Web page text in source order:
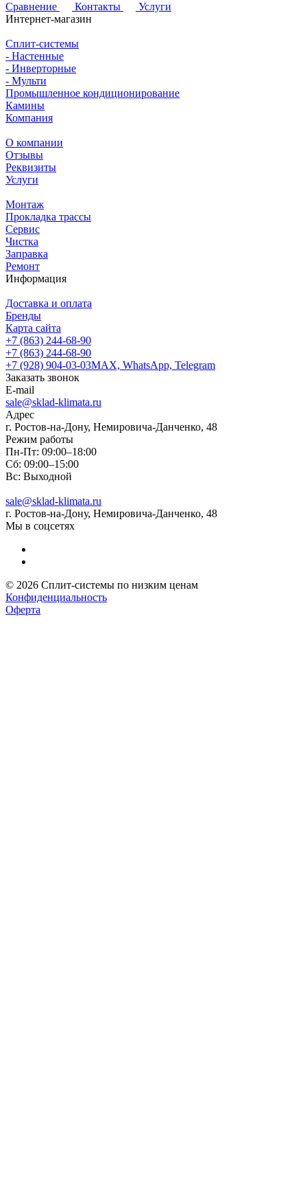
Сравнение
Контакты
Услуги
Интернет-магазин
Сплит-системы
- Настенные
- Инверторные
- Мульти
Промышленное кондиционирование
Камины
Компания
О компании
Отзывы
Реквизиты
Услуги
Монтаж
Прокладка трассы
Сервис
Чистка
Заправка
Ремонт
Информация
Доставка и оплата
Бренды
Карта сайта
+7 (863) 244-68-90
+7 (863) 244-68-90
+7 (928) 904-03-03MAX, WhatsApp, Telegram
Заказать звонок
E-mail
sale@sklad-klimata.ru
Адрес
г. Ростов-на-Дону, Немировича-Данченко, 48
Режим работы
Пн-Пт: 09:00–18:00
Сб: 09:00–15:00
Вс: Выходной
sale@sklad-klimata.ru
г. Ростов-на-Дону, Немировича-Данченко, 48
Мы в соцсетях
© 2026 Сплит-системы по низким ценам
Конфиденциальность
Оферта